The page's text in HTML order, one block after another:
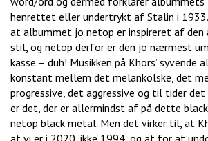
henrettet eller undertrykt af Stalin i
at albummet jo netop er inspireret af den
stil, og netop derfor er den jo nærmest
kasse – duh! Musikken på Khors’ syvende
konstant mellem det melankolske, det
progressive, det aggressive og til tider det
er det, der er allermindst af på dette
netop black metal. Men det virker til, at